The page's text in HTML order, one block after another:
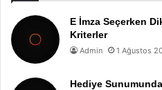
E İmza Seçerken
Kriterler
Admin 1 Ağustos
Hediye